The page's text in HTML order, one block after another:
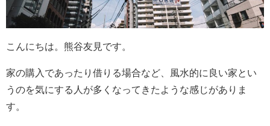
こんにちは。熊谷友見です。
家の購入であったり借りる場合など、風水的に良い家とい
うのを気にする人が多くなってきたような感じがありま
す。